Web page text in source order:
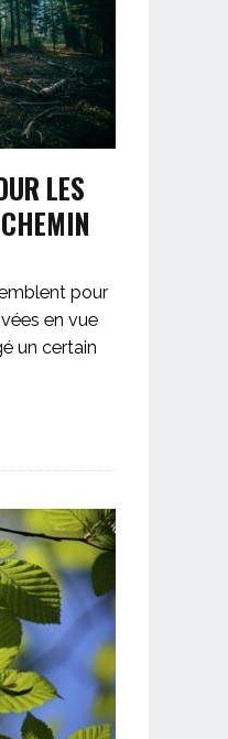
LES
pour
en vue
un certain